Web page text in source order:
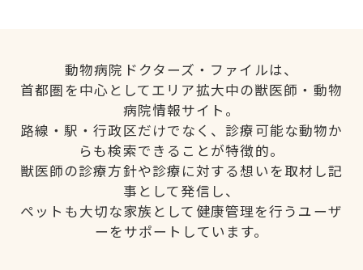
動物病院ドクターズ・ファイルは、
首都圏を中心としてエリア拡大中の獣医師・動物
病院情報サイト。
路線・駅・行政区だけでなく、診療可能な動物か
らも検索できることが特徴的。
獣医師の診療方針や診療に対する想いを取材し記
事として発信し、
ペットも大切な家族として健康管理を行うユーザ
ーをサポートしています。